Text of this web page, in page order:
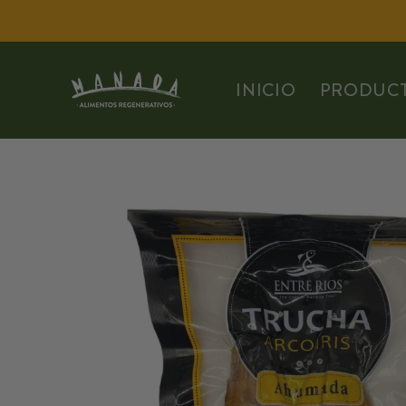
al contenido
INICIO
información
del producto